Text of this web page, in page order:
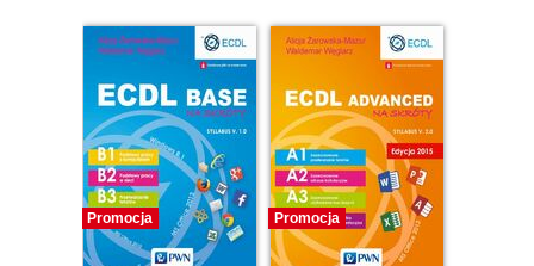
Promocja Promocja